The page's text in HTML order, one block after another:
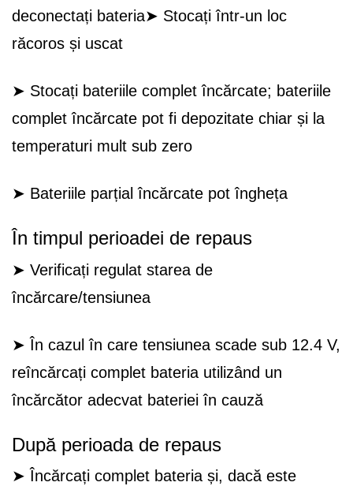
deconectați bateria➤ Stocați într-un loc
răcoros și uscat
➤ Stocați bateriile complet încărcate; bateriile
complet încărcate pot fi depozitate chiar și la
temperaturi mult sub zero
➤ Bateriile parțial încărcate pot îngheța
În timpul perioadei de repaus
➤ Verificați regulat starea de
încărcare/tensiunea
➤ În cazul în care tensiunea scade sub 12.4 V,
reîncărcați complet bateria utilizând un
încărcător adecvat bateriei în cauză
După perioada de repaus
➤ Încărcați complet bateria și, dacă este